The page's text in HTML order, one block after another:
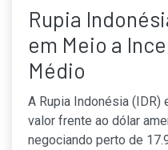
Rupia
em Meio a
Médio
A Rupia Indonésia
valor frente ao dólar
negociando perto de